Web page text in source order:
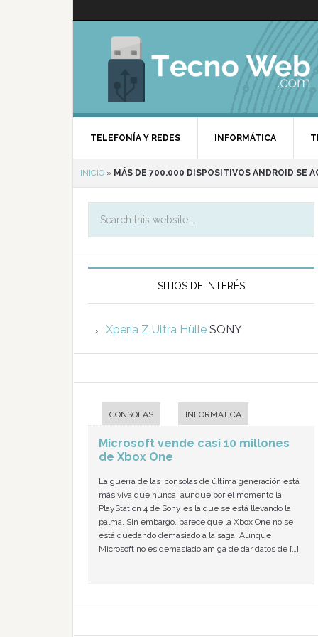
TELEFONÍA Y REDES INFORMÁTICA
INICIO » MÁS DE 700.000 DISPOSITIVOS ANDROID SE
SITIOS DE INTERÉS
Xperia Z Ultra Hülle SONY
CONSOLAS INFORMÁTICA
Microsoft vende casi 10 millones
de Xbox One
La guerra de las consolas de última generación está
más viva que nunca, aunque por el momento la
PlayStation 4 de Sony es la que se está llevando la
palma. Sin embargo, parece que la Xbox One no se
está quedando demasiado a la saga. Aunque
Microsoft no es demasiado amiga de dar datos de […]